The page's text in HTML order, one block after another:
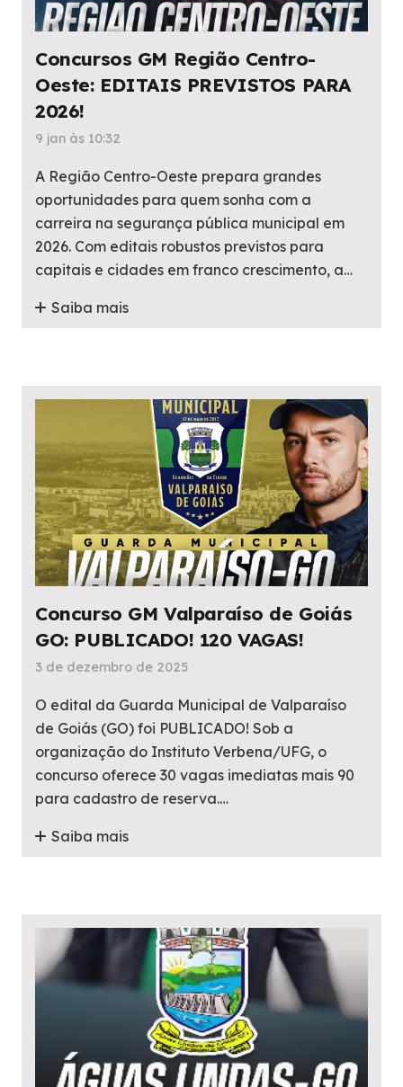
Concursos GM Região Centro-
Oeste: EDITAIS PREVISTOS PARA
2026!
9 jan às 10:32
A Região Centro-Oeste prepara grandes
oportunidades para quem sonha com a
carreira na segurança pública municipal em
2026. Com editais robustos previstos para
capitais e cidades em franco crescimento, a…
Saiba mais
Concurso GM Valparaíso de Goiás
GO: PUBLICADO! 120 VAGAS!
3 de dezembro de 2025
O edital da Guarda Municipal de Valparaíso
de Goiás (GO) foi PUBLICADO! Sob a
organização do Instituto Verbena/UFG, o
concurso oferece 30 vagas imediatas mais 90
para cadastro de reserva.…
Saiba mais